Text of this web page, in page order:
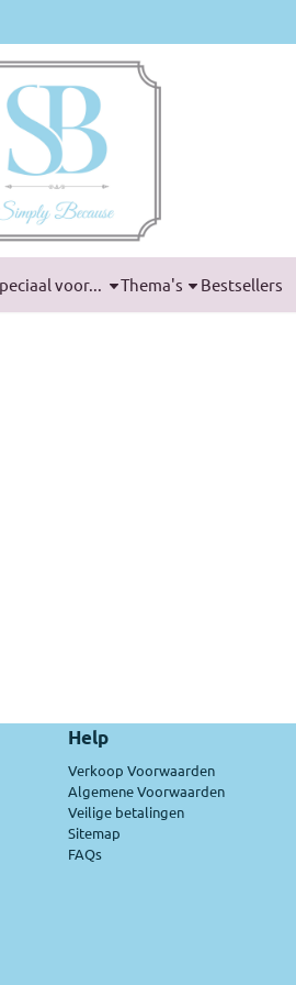
voor... Thema's Bestsellers
Help
Verkoop Voorwaarden
Algemene Voorwaarden
Veilige betalingen
Sitemap
FAQs